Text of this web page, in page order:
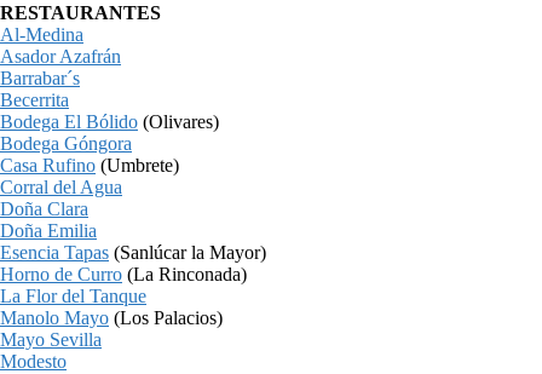
RESTAURANTES
Al-Medina
Asador Azafrán
Barrabar´s
Becerrita
Bodega El Bólido (Olivares)
Bodega Góngora
Casa Rufino (Umbrete)
Corral del Agua
Doña Clara
Doña Emilia
Esencia Tapas (Sanlúcar la Mayor)
Horno de Curro (La Rinconada)
La Flor del Tanque
Manolo Mayo (Los Palacios)
Mayo Sevilla
Modesto